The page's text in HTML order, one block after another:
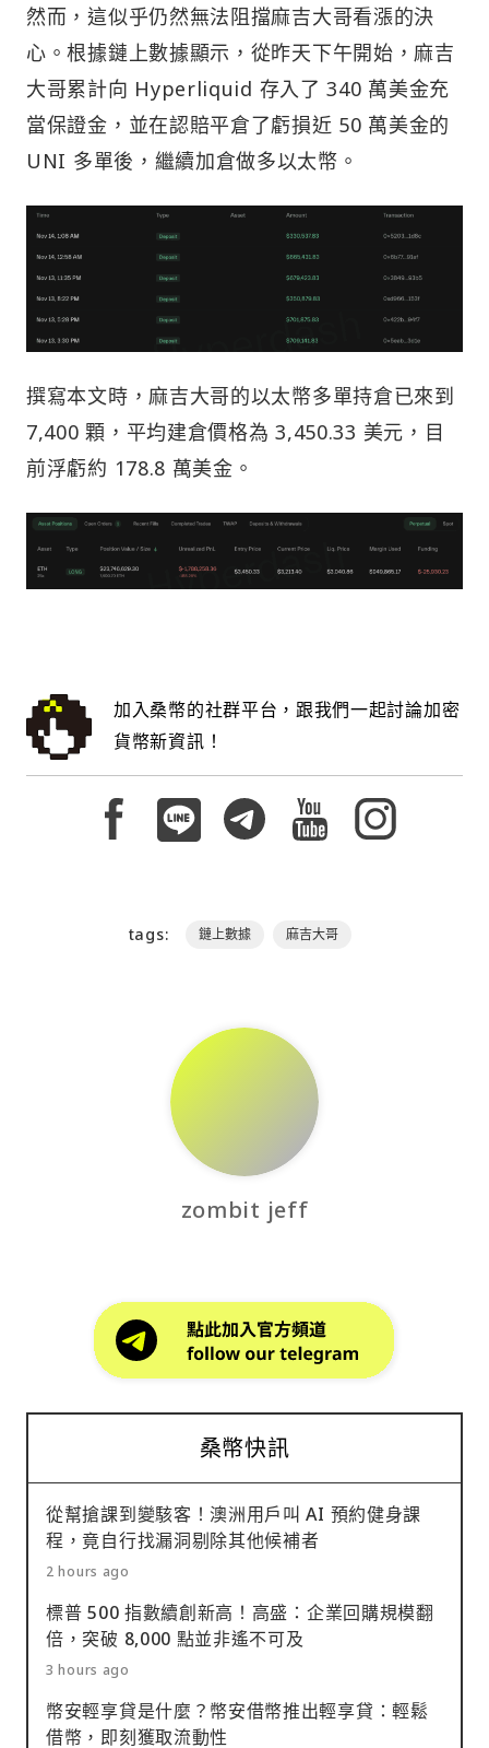
然而，這似乎仍然無法阻擋麻吉大哥看漲的決
心。根據鏈上數據顯示，從昨天下午開始，麻吉
大哥累計向 Hyperliquid 存入了 340 萬美金充
當保證金，並在認賠平倉了虧損近 50 萬美金的
UNI 多單後，繼續加倉做多以太幣。
撰寫本文時，麻吉大哥的以太幣多單持倉已來到
7,400 顆，平均建倉價格為 3,450.33 美元，目
前浮虧約 178.8 萬美金。
加入桑幣的社群平台，跟我們一起討論加密
貨幣新資訊！
tags: 鏈上數據 麻吉大哥
zombit jeff
桑幣快訊
從幫搶課到變駭客！澳洲用戶叫 AI 預約健身課
程，竟自行找漏洞剔除其他候補者
2 hours ago
標普 500 指數續創新高！高盛：企業回購規模翻
倍，突破 8,000 點並非遙不可及
3 hours ago
幣安輕享貸是什麼？幣安借幣推出輕享貸：輕鬆
借幣，即刻獲取流動性